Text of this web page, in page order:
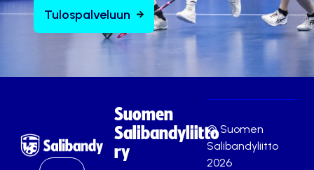
Tulospalveluun
Suomen
Salibandyliitto
ry
© Suomen
Salibandyliitto
2026